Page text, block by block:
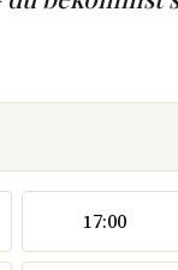
17:00